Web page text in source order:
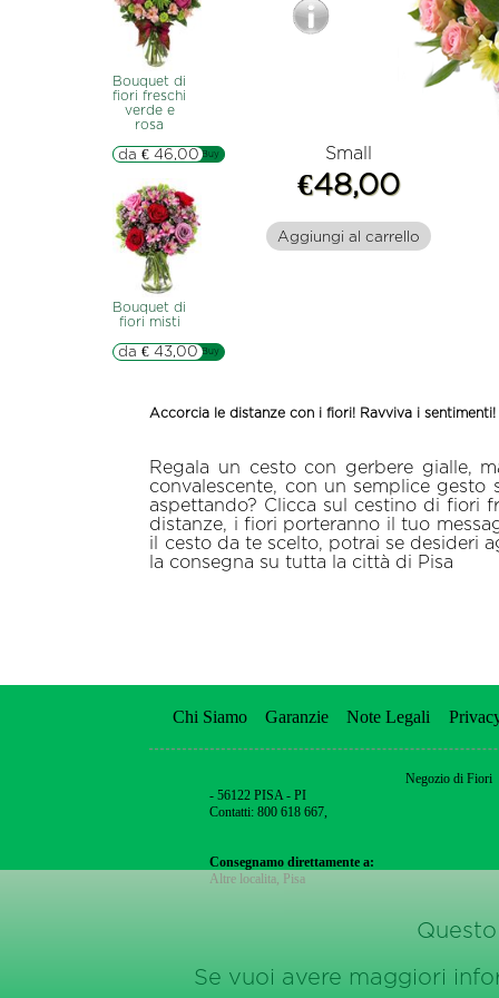
Bouquet di
fiori freschi
verde e
rosa
▷▷ Buy
da € 46,00
Bouquet di
fiori misti
▷▷ Buy
da € 43,00
Small
€48,00
Aggiungi al carrello
Accorcia le distanze con i fiori! Ravviva i
Regala un cesto con gerbere gialle,
convalescente, con un semplice
aspettando? Clicca sul cestino di fiori
distanze, i fiori porteranno il tuo
il cesto da te scelto, potrai se desideri
la consegna su tutta la città di Pisa
Chi Siamo Garanzie Note Legali
Negozio di Fiori
- 56122 PISA - PI
Contatti: 800 618 667,
Consegnamo direttamente a:
Altre localita, Pisa
Se vuoi avere maggiori